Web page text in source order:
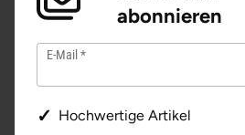
abonnieren
E-Mail
Hochwertige Artikel
Stade
Steinburg
Stendal